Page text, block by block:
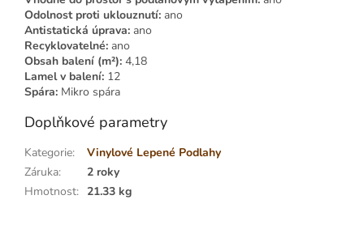
Odolnost proti uklouznutí: ano
Antistatická úprava: ano
Recyklovatelné: ano
Obsah balení (m²): 4,18
Lamel v balení: 12
Spára: Mikro spára
Doplňkové parametry
Kategorie:
Vinylové Lepené Podlahy
Záruka:
2 roky
Hmotnost: 21.33 kg